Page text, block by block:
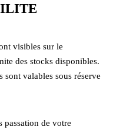
visibles sur le
des stocks disponibles.
valables sous réserve
passation de votre